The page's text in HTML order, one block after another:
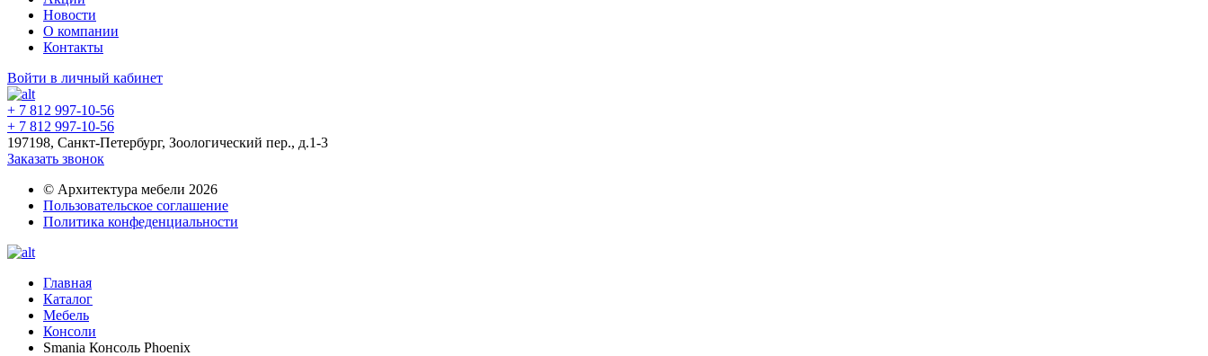
Новости
О компании
Контакты
Войти в личный кабинет
+ 7 812 997-10-56
+ 7 812 997-10-56
197198, Санкт-Петербург, Зоологический пер., д.1-3
Заказать звонок
© Архитектура мебели 2026
Пользовательское соглашение
Политика конфеденциальности
Главная
Каталог
Мебель
Консоли
Smania Консоль Phoenix